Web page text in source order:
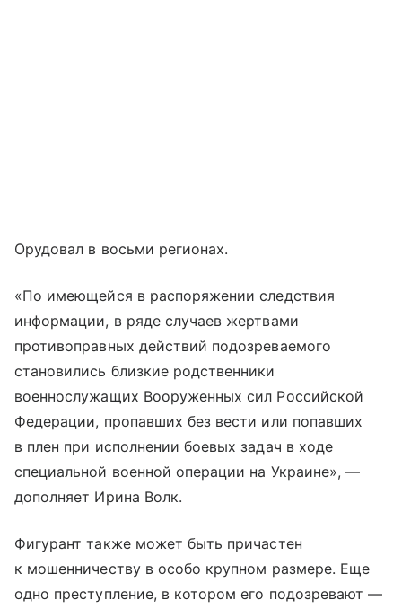
Орудовал в восьми регионах.
«По имеющейся в распоряжении следствия
информации, в ряде случаев жертвами
противоправных действий подозреваемого
становились близкие родственники
военнослужащих Вооруженных сил Российской
Федерации, пропавших без вести или попавших
в плен при исполнении боевых задач в ходе
специальной военной операции на Украине», —
дополняет Ирина Волк.
Фигурант также может быть причастен
к мошенничеству в особо крупном размере. Еще
одно преступление, в котором его подозревают —